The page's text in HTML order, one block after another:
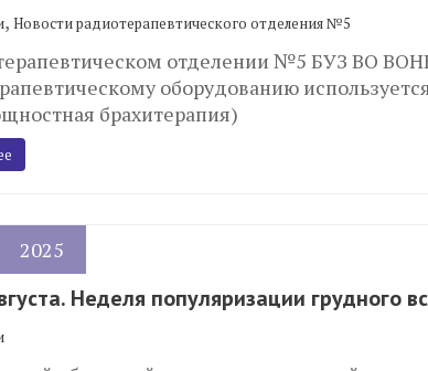
, Новости радиотерапевтического отделения №5
отделении №5 БУЗ ВО
оборудованию
брахитерапия)
2025
Неделя популяризации грудного